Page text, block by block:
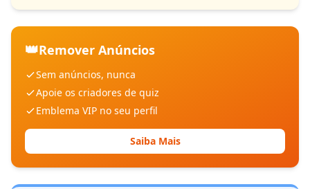
👑Remover Anúncios
Sem anúncios, nunca
Apoie os criadores de quiz
Emblema VIP no seu perfil
Saiba Mais